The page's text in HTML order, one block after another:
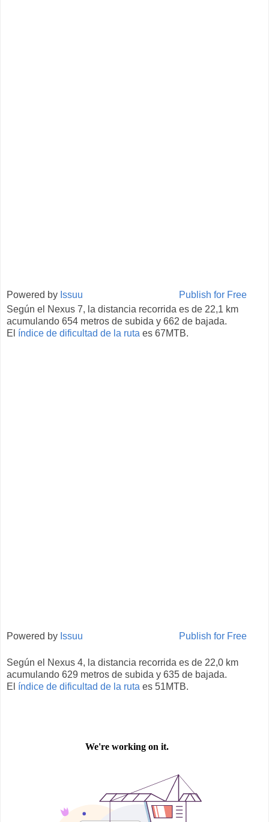
Powered by Issuu
Publish for Free
Según el Nexus 7, la distancia recorrida es de 22,1 km
acumulando 654 metros de subida y 662 de bajada.
El índice de dificultad de la ruta es 67MTB.
Powered by Issuu Publish for Free
Según el Nexus 4, la distancia recorrida es de 22,0 km
acumulando 629 metros de subida y 635 de bajada.
El índice de dificultad de la ruta es 51MTB.